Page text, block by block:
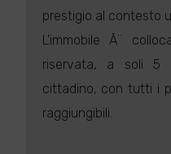
prestigio al contesto
L'immobile Ã¨
riservata, a soli 5
cittadino, con tutti i
raggiungibili.